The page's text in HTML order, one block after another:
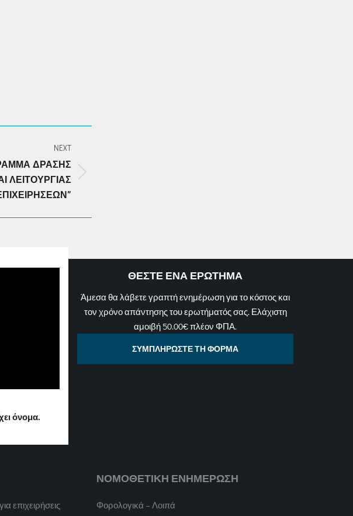
NEXT
ΔΡΑΣΗΣ
ΛΕΙΤΟΥΡΓΙΑΣ
όνομα.
ΘΕΣΤΕ ΕΝΑ ΕΡΩΤΗΜΑ
Άμεσα θα λάβετε γραπτή ενημέρωση για το κόστος και
τον χρόνο απάντησης του ερωτήματός σας. Ελάχιστη
αμοιβή 50.00€ πλέον ΦΠΑ.
ΣΥΜΠΛΗΡΩΣΤΕ ΤΗ ΦΟΡΜΑ
επιχειρήσεις
ΝΟΜΟΘΕΤΙΚΗ ΕΝΗΜΕΡΩΣΗ
Φορολογικά – Λοιπά